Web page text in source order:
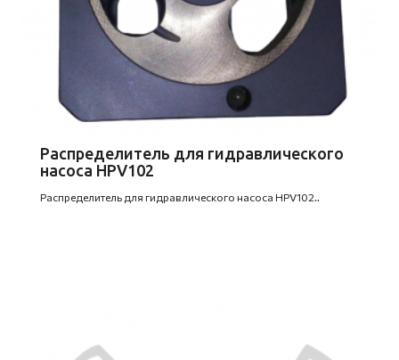
Распределитель для гидравлического
насоса HPV102
Распределитель для гидравлического насоса HPV102..